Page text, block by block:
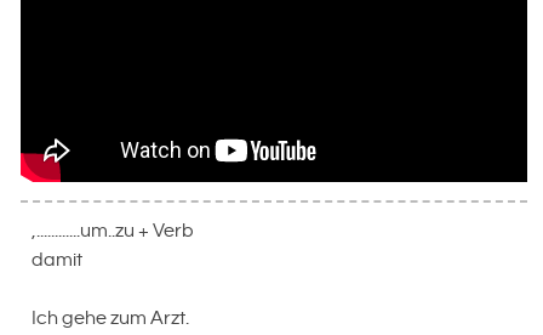
,............um..zu + Verb
damit
Ich gehe zum Arzt.